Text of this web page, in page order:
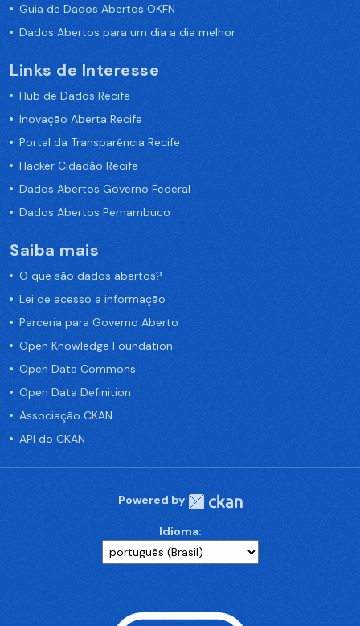
Guia de Dados Abertos OKFN
Dados Abertos para um dia a dia melhor
Links de Interesse
Hub de Dados Recife
Inovação Aberta Recife
Portal da Transparência Recife
Hacker Cidadão Recife
Dados Abertos Governo Federal
Dados Abertos Pernambuco
Saiba mais
O que são dados abertos?
Lei de acesso a informação
Parceria para Governo Aberto
Open Knowledge Foundation
Open Data Commons
Open Data Definition
Associação CKAN
API do CKAN
Powered by
Idioma